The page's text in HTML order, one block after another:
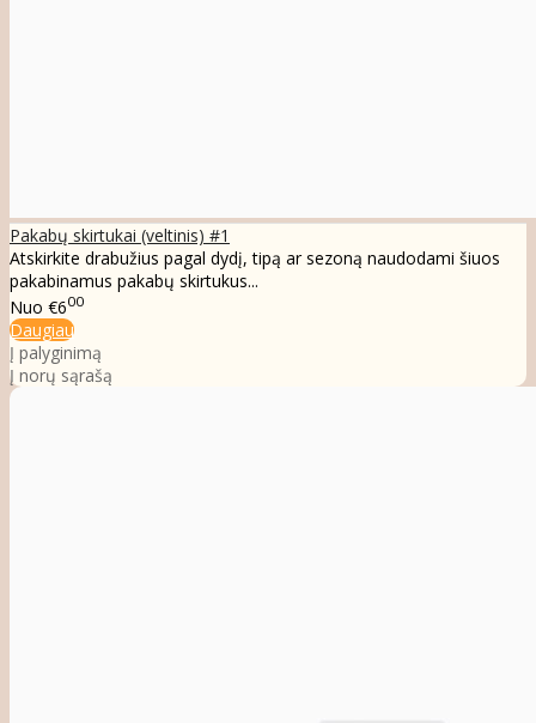
Pakabų skirtukai (veltinis) #1
Atskirkite drabužius pagal dydį, tipą ar sezoną naudodami šiuos
pakabinamus pakabų skirtukus...
Nuo €600
Daugiau
Į palyginimą
Į norų sąrašą